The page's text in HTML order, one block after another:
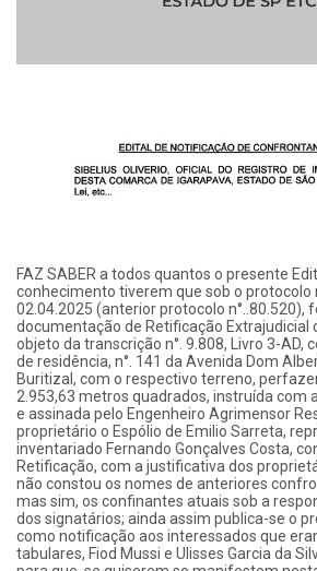
FAZ SABER a todos quantos o presente
conhecimento tiverem que sob o protocolo
02.04.2025 (anterior protocolo n°..80.520),
documentação de Retificação Extrajudicial
objeto da transcrição n°. 9.808, Livro 3-AD,
de residência, n°. 141 da Avenida Dom
Buritizal, com o respectivo terreno,
2.953,63 metros quadrados, instruída com
e assinada pelo Engenheiro Agrimensor
proprietário o Espólio de Emilio Sarreta,
inventariado Fernando Gonçalves Costa,
Retificação, com a justificativa dos
não constou os nomes de anteriores
mas sim, os confinantes atuais sob a
dos signatários; ainda assim publica-se o
como notificação aos interessados que
tabulares, Fiod Mussi e Ulisses Garcia da